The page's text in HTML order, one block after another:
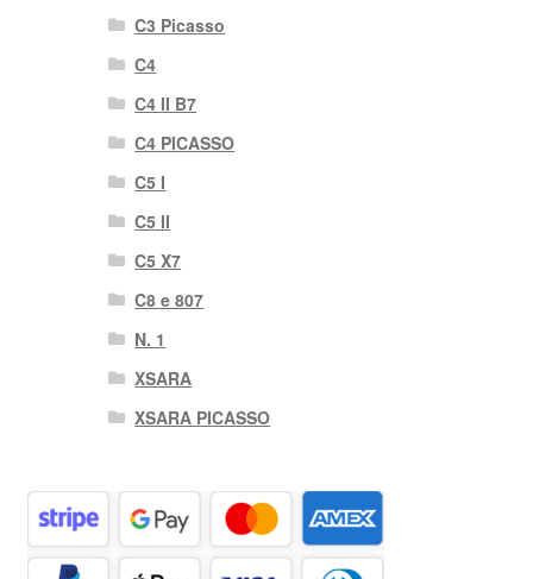
C3 Picasso
C4
C4 II B7
C4 PICASSO
C5 I
C5 II
C5 X7
C8 e 807
N. 1
XSARA
XSARA PICASSO